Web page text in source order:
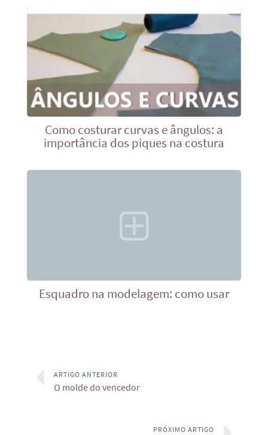
Como costurar curvas e ângulos: a
importância dos piques na costura
Esquadro na modelagem: como usar
ARTIGO ANTERIOR
O molde do vencedor
PRÓXIMO ARTIGO